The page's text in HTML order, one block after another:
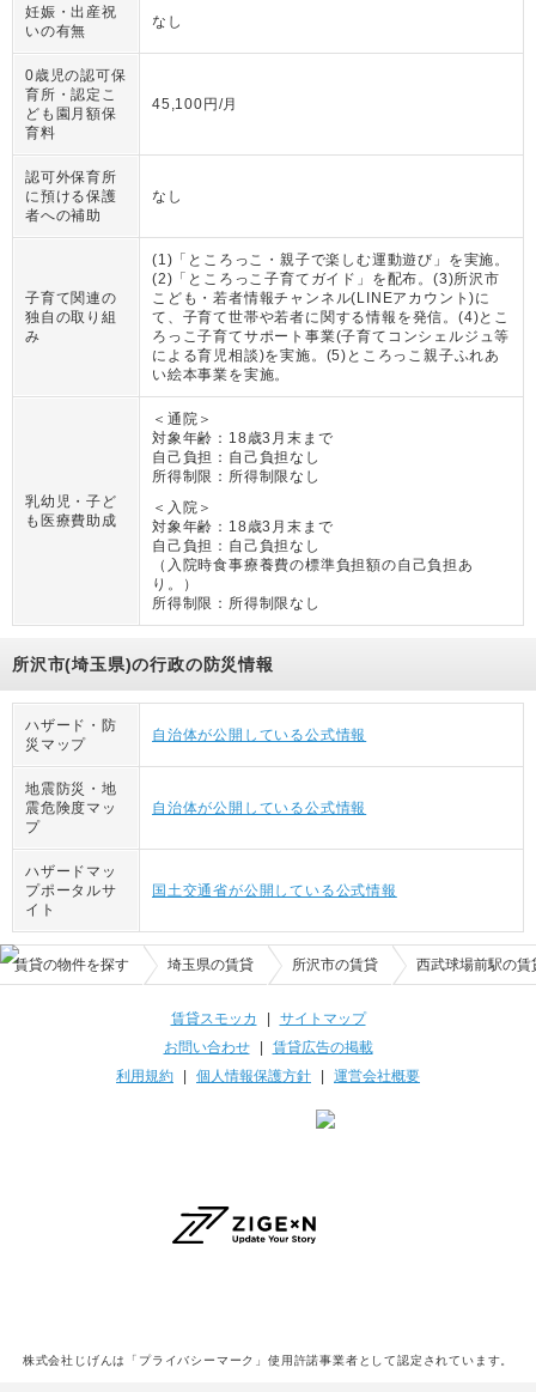
妊娠・出産祝
いの有無
なし
0歳児の認可保
育所・認定こ
ども園月額保
育料
45,100円/月
認可外保育所
に預ける保護
者への補助
なし
子育て関連の
独自の取り組
み
(1)「ところっこ・親子で楽しむ運動遊び」を実施。
(2)「ところっこ子育てガイド」を配布。(3)所沢市
こども・若者情報チャンネル(LINEアカウント)に
て、子育て世帯や若者に関する情報を発信。(4)とこ
ろっこ子育てサポート事業(子育てコンシェルジュ等
による育児相談)を実施。(5)ところっこ親子ふれあ
い絵本事業を実施。
乳幼児・子ど
も医療費助成
＜通院＞
対象年齢： 18歳3月末まで
自己負担： 自己負担なし
所得制限： 所得制限なし
＜入院＞
対象年齢： 18歳3月末まで
自己負担： 自己負担なし
（ 入院時食事療養費の標準負担額の自己負担あ
り。
）
所得制限： 所得制限なし
所沢市(埼玉県)の行政の防災情報
ハザード・防
災マップ
自治体が公開している公式情報
地震防災・地
震危険度マッ
プ
自治体が公開している公式情報
ハザードマッ
プポータルサ
イト
国土交通省が公開している公式情報
賃貸の物件を探す 埼玉県の賃貸 所沢市の賃貸 西武球場前駅の賃
賃貸スモッカ
サイトマップ
お問い合わせ| 賃貸広告の掲載
利用規約
個人情報保護方針 運営会社概要
株式会社じげんは「プライバシーマーク」使用許諾事業者として認定されています。